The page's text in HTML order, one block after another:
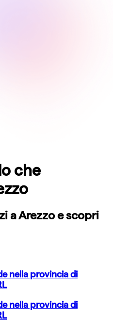
che
aArezzoe scopri
nella provincia di
nella provincia di